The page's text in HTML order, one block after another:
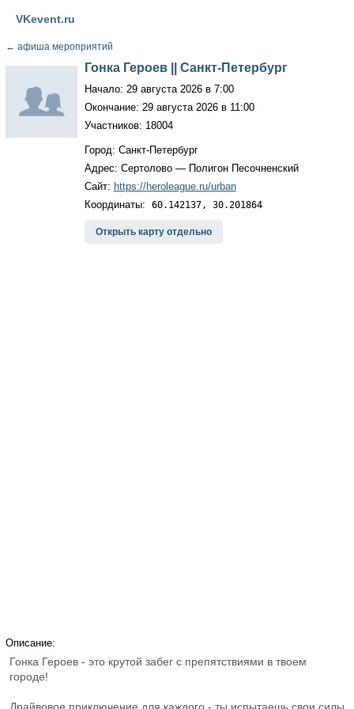
VKevent.ru
← афиша мероприятий
Гонка Героев || Санкт-Петербург
Начало: 29 августа 2026 в 7:00
Окончание: 29 августа 2026 в 11:00
Участников: 18004
Город: Санкт-Петербург
Адрес: Сертолово — Полигон Песочненский
Сайт: https://heroleague.ru/urban
Координаты: 60.142137, 30.201864
Открыть карту отдельно
Описание:
Гонка Героев - это крутой забег с препятствиями в твоем
городе!